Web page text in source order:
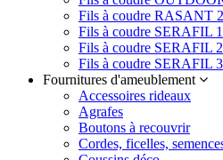
Fils à coudre RASANT
Fils à coudre SERAFIL
Fils à coudre SERAFIL
Fils à coudre SERAFIL
Fournitures d'ameublement
Accessoires rideaux
Agrafes
Boutons à recouvrir
Cordes, ficelles,